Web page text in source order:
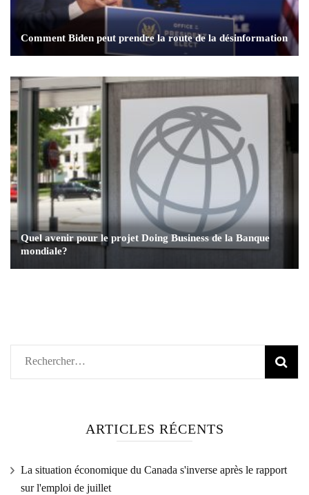
Comment Biden peut prendre la route de la désinformation
Quel avenir pour le projet Doing Business de la Banque
mondiale?
Rechercher :
ARTICLES RÉCENTS
La situation économique du Canada s'inverse après le rapport
sur l'emploi de juillet